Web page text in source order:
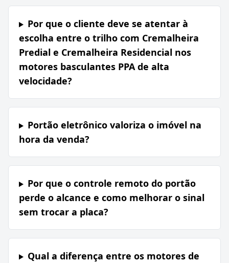
Por que o cliente deve se atentar à
escolha entre o trilho com Cremalheira
Predial e Cremalheira Residencial nos
motores basculantes PPA de alta
velocidade?
Portão eletrônico valoriza o imóvel na
hora da venda?
Por que o controle remoto do portão
perde o alcance e como melhorar o sinal
sem trocar a placa?
Qual a diferença entre os motores de